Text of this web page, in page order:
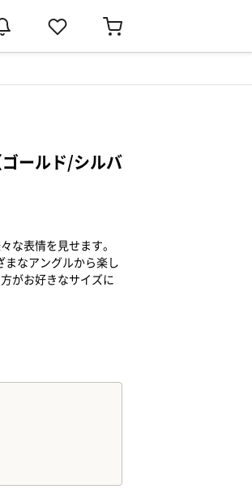
ールド/シルバ
な表情を見せます。
なアングルから楽し
がお好きなサイズに